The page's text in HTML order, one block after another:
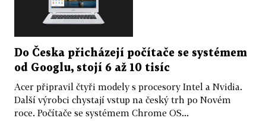
Do Česka přicházejí počítače se systémem
od Googlu, stojí 6 až 10 tisíc
Acer připravil čtyři modely s procesory Intel a Nvidia.
Další výrobci chystají vstup na český trh po Novém
roce. Počítače se systémem Chrome OS...